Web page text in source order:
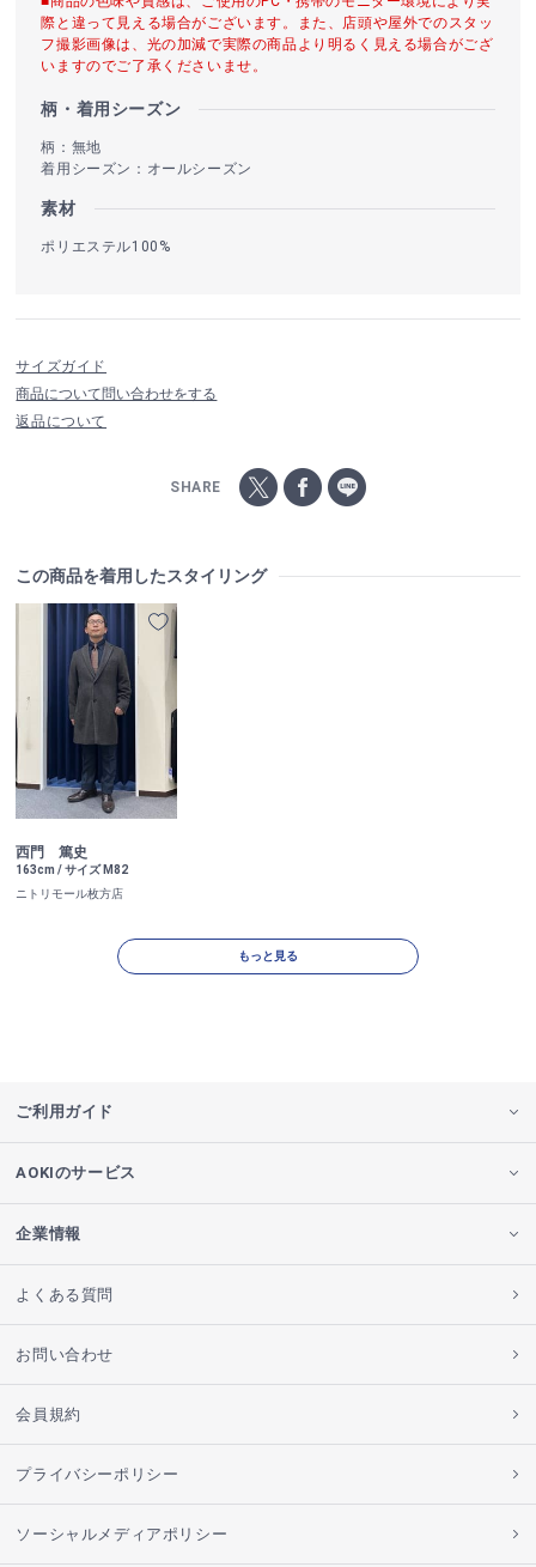
際と違って見える場合がございます。また、店頭や屋外でのスタッ
フ撮影画像は、光の加減で実際の商品より明るく見える場合がござ
いますのでご了承くださいませ。
柄・着用シーズン
柄：無地
着用シーズン：オールシーズン
素材
ポリエステル100%
サイズガイド
商品について問い合わせをする
返品について
SHARE
この商品を着用したスタイリング
西門 篤史
163cm / サイズ M82
ニトリモール枚方店
もっと見る
ご利用ガイド
AOKIのサービス
企業情報
よくある質問
お問い合わせ
会員規約
プライバシーポリシー
ソーシャルメディアポリシー